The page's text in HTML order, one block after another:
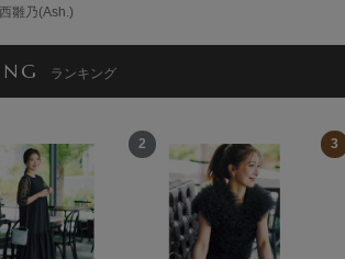
雛乃(Ash.)
ランキング
2 3